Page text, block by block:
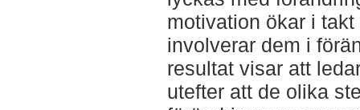
motivation ökar i
involverar dem i
resultat visar att
utefter att de olika